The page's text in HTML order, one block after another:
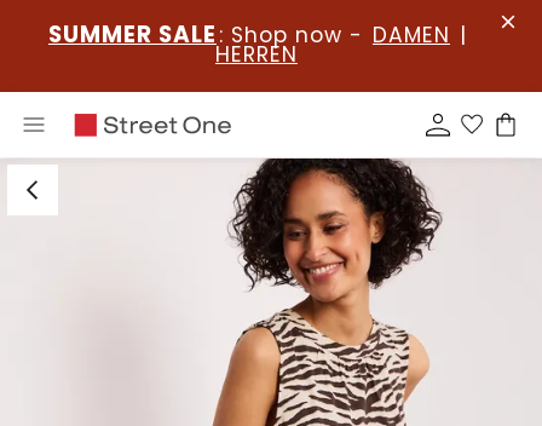
SUMMER SALE : Shop now - DAMEN |
HERREN